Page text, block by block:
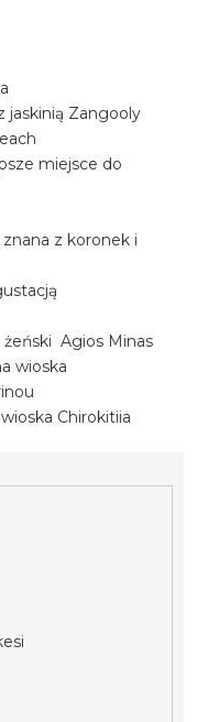
jaskinią Zangooly
miejsce do
z koronek i
Agios Minas
wioska
Chirokitiia